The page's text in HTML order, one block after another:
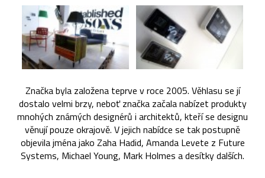
Značka byla založena teprve v roce 2005. Věhlasu se jí
dostalo velmi brzy, neboť značka začala nabízet produkty
mnohých známých designérů i architektů, kteří se designu
věnují pouze okrajově. V jejich nabídce se tak postupně
objevila jména jako Zaha Hadid, Amanda Levete z Future
Systems, Michael Young, Mark Holmes a desítky dalších.